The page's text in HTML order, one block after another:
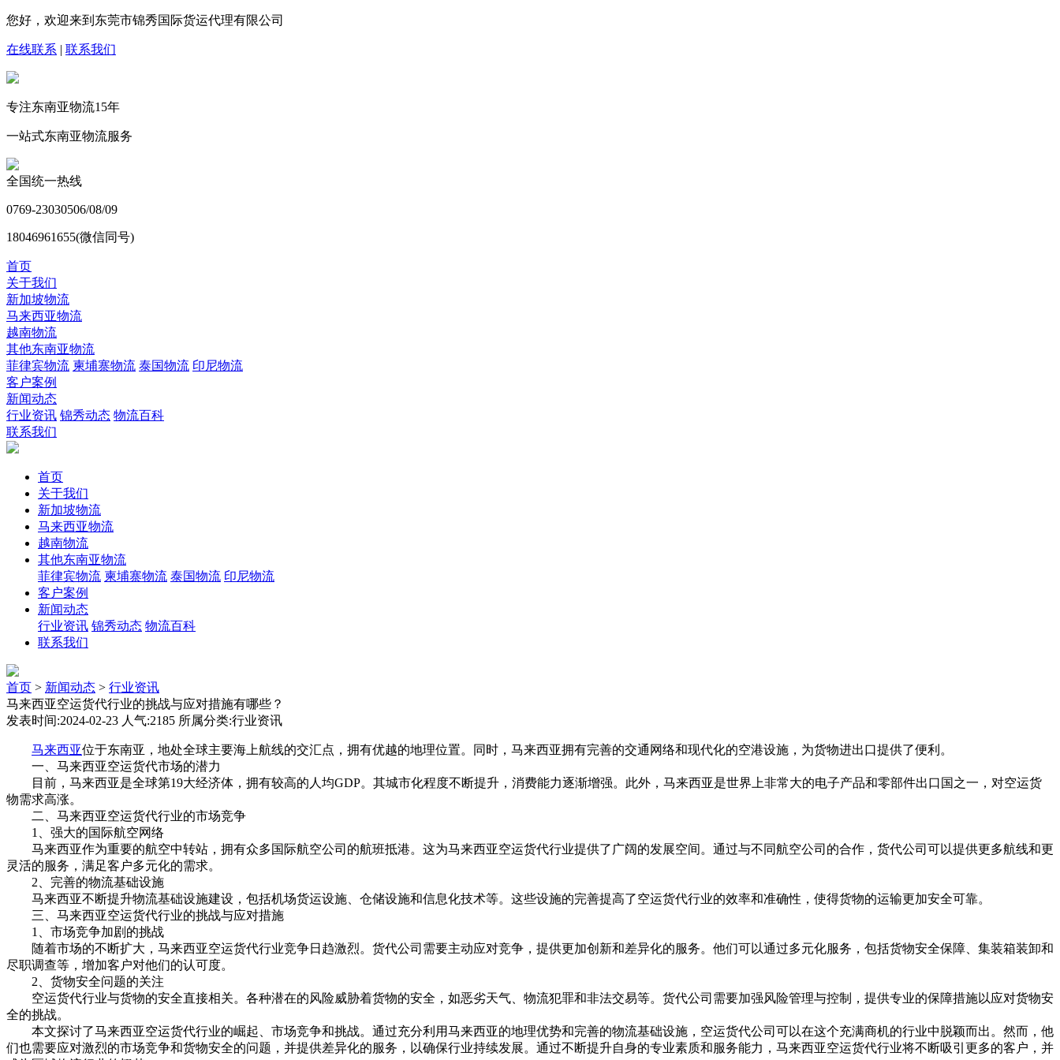
您好，欢迎来到东莞市锦秀国际货运代理有限公司
在线联系 | 联系我们
专注东南亚物流15年
一站式东南亚物流服务
全国统一热线
0769-23030506/08/09
18046961655(微信同号)
首页
关于我们
新加坡物流
马来西亚物流
越南物流
其他东南亚物流
菲律宾物流 柬埔寨物流 泰国物流 印尼物流
客户案例
新闻动态
行业资讯 锦秀动态 物流百科
联系我们
首页
关于我们
新加坡物流
马来西亚物流
越南物流
其他东南亚物流
菲律宾物流 柬埔寨物流 泰国物流 印尼物流
客户案例
新闻动态
行业资讯 锦秀动态 物流百科
联系我们
首页 > 新闻动态 > 行业资讯
马来西亚空运货代行业的挑战与应对措施有哪些？
发表时间:2024-02-23 人气:2185 所属分类:行业资讯
马来西亚位于东南亚，地处全球主要海上航线的交汇点，拥有优越的地理位置。同时，马来西亚拥有完善的交通网络和现代化的空港设施，为货物进出口提供了便利。
一、马来西亚空运货代市场的潜力
目前，马来西亚是全球第19大经济体，拥有较高的人均GDP。其城市化程度不断提升，消费能力逐渐增强。此外，马来西亚是世界上非常大的电子产品和零部件出口国之一，对空运货
物需求高涨。
二、马来西亚空运货代行业的市场竞争
1、强大的国际航空网络
马来西亚作为重要的航空中转站，拥有众多国际航空公司的航班抵港。这为马来西亚空运货代行业提供了广阔的发展空间。通过与不同航空公司的合作，货代公司可以提供更多航线和更
灵活的服务，满足客户多元化的需求。
2、完善的物流基础设施
马来西亚不断提升物流基础设施建设，包括机场货运设施、仓储设施和信息化技术等。这些设施的完善提高了空运货代行业的效率和准确性，使得货物的运输更加安全可靠。
三、马来西亚空运货代行业的挑战与应对措施
1、市场竞争加剧的挑战
随着市场的不断扩大，马来西亚空运货代行业竞争日趋激烈。货代公司需要主动应对竞争，提供更加创新和差异化的服务。他们可以通过多元化服务，包括货物安全保障、集装箱装卸和
尽职调查等，增加客户对他们的认可度。
2、货物安全问题的关注
空运货代行业与货物的安全直接相关。各种潜在的风险威胁着货物的安全，如恶劣天气、物流犯罪和非法交易等。货代公司需要加强风险管理与控制，提供专业的保障措施以应对货物安
全的挑战。
本文探讨了马来西亚空运货代行业的崛起、市场竞争和挑战。通过充分利用马来西亚的地理优势和完善的物流基础设施，空运货代公司可以在这个充满商机的行业中脱颖而出。然而，他
们也需要应对激烈的市场竞争和货物安全的问题，并提供差异化的服务，以确保行业持续发展。通过不断提升自身的专业素质和服务能力，马来西亚空运货代行业将不断吸引更多的客户，并